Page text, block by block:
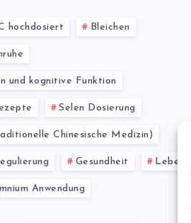
hochdosiert Bleichen
und kognitive Funktion
Selen Dosierung
Chinesische Medizin)
Gesundheit Leber
Anwendung